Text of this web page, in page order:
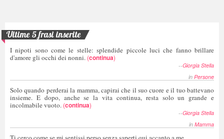
Ultime 5 frasi inserite
I nipoti sono come le stelle: splendide piccole luci che fanno brillare
d'amore gli occhi dei nonni. (continua)
--Giorgia Stella
in Persone
Solo quando perderai la mamma, capirai che il suo cuore e il tuo battevano
insieme. E dopo, anche se la vita continua, resta solo un grande e
incolmabile vuoto. (continua)
--Giorgia Stella
in Mamma